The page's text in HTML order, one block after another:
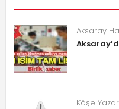
Aksaray
Köşe